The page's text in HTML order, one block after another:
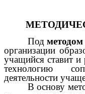
Под
организации
учащийся ставит
технологию
деятельности
В основу